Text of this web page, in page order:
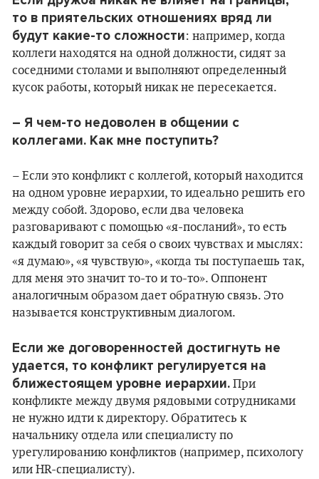
то в приятельских отношениях вряд ли
будут какие-то сложности: например, когда
коллеги находятся на одной должности, сидят за
соседними столами и выполняют определенный
кусок работы, который никак не пересекается.
– Я чем-то недоволен в общении с
коллегами. Как мне поступить?
– Если это конфликт с коллегой, который находится
на одном уровне иерархии, то идеально решить его
между собой. Здорово, если два человека
разговаривают с помощью «я-посланий», то есть
каждый говорит за себя о своих чувствах и мыслях:
«я думаю», «я чувствую», «когда ты поступаешь так,
для меня это значит то-то и то-то». Оппонент
аналогичным образом дает обратную связь. Это
называется конструктивным диалогом.
Если же договоренностей достигнуть не
удается, то конфликт регулируется на
ближестоящем уровне иерархии. При
конфликте между двумя рядовыми сотрудниками
не нужно идти к директору. Обратитесь к
начальнику отдела или специалисту по
урегулированию конфликтов (например, психологу
или HR-специалисту).